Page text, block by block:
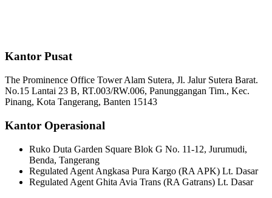
Kantor Pusat
The Prominence Office Tower Alam Sutera, Jl. Jalur Sutera Barat.
No.15 Lantai 23 B, RT.003/RW.006, Panunggangan Tim., Kec.
Pinang, Kota Tangerang, Banten 15143
Kantor Operasional
Ruko Duta Garden Square Blok G No. 11-12, Jurumudi,
Benda, Tangerang
Regulated Agent Angkasa Pura Kargo (RA APK) Lt. Dasar
Regulated Agent Ghita Avia Trans (RA Gatrans) Lt. Dasar